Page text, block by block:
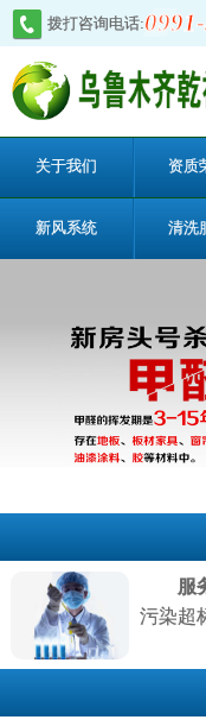
拨打咨询电话:
关于我们 资质
新风系统 清洗
服
污染超